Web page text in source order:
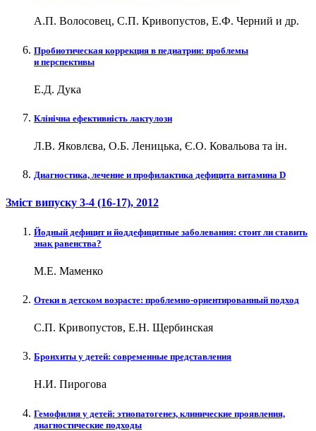
А.П. Волосовец, С.П. Кривопустов, Е.Ф. Черний и др.
Пробиотическая коррекция в педиатрии: проблемы
и перспективы
Е.Д. Дука
Клінічна ефективність лактулози
Л.В. Яковлєва, О.Б. Леницька, Є.О. Ковальова та ін.
Диагностика, лечение и профилактика дефицита витамина D
Зміст випуску 3-4 (16-17), 2012
Йодный дефицит и йоддефицитные заболевания: стоит ли ставить
знак равенства?
М.Е. Маменко
Отеки в детском возрасте: проблемно-ориентированный подход
С.П. Кривопустов, Е.Н. Щербинская
Бронхиты у детей: современные представления
Н.И. Пирогова
Гемофилия у детей: этиопатогенез, клинические проявления,
диагностические подходы